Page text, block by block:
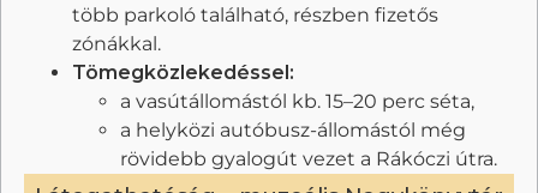
több parkoló található, részben fizetős
zónákkal.
Tömegközlekedéssel:
a vasútállomástól kb. 15–20 perc séta,
a helyközi autóbusz-állomástól még
rövidebb gyalogút vezet a Rákóczi útra.